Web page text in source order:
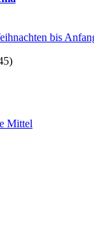
bis
Mittel